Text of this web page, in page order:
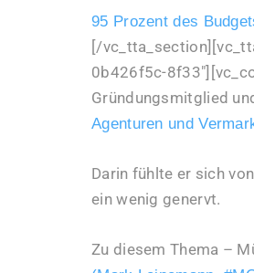
95 Prozent des
[/
0b426f5c-
Gründungsmitglied
Agenturen und
Darin fühlte er sich
ein wenig genervt.
Zu diesem Thema –